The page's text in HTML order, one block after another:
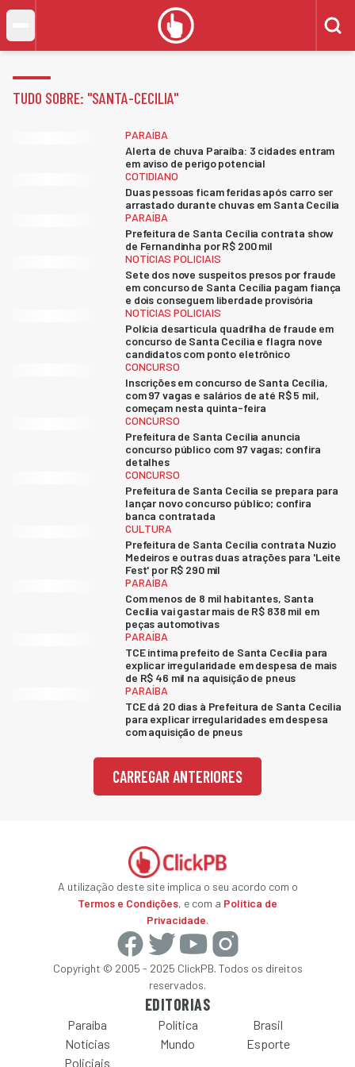
TUDO SOBRE: "SANTA-CECILIA"
PARAÍBA
Alerta de chuva Paraíba: 3 cidades entram
em aviso de perigo potencial
COTIDIANO
Duas pessoas ficam feridas após carro ser
arrastado durante chuvas em Santa Cecília
PARAÍBA
Prefeitura de Santa Cecília contrata show
de Fernandinha por R$ 200 mil
NOTÍCIAS POLICIAIS
Sete dos nove suspeitos presos por fraude
em concurso de Santa Cecília pagam fiança
e dois conseguem liberdade provisória
NOTÍCIAS POLICIAIS
Polícia desarticula quadrilha de fraude em
concurso de Santa Cecília e flagra nove
candidatos com ponto eletrônico
CONCURSO
Inscrições em concurso de Santa Cecília,
com 97 vagas e salários de até R$ 5 mil,
começam nesta quinta-feira
CONCURSO
Prefeitura de Santa Cecília anuncia
concurso público com 97 vagas; confira
detalhes
CONCURSO
Prefeitura de Santa Cecília se prepara para
lançar novo concurso público; confira
banca contratada
CULTURA
Prefeitura de Santa Cecília contrata Nuzio
Medeiros e outras duas atrações para 'Leite
Fest' por R$ 290 mil
PARAÍBA
Com menos de 8 mil habitantes, Santa
Cecília vai gastar mais de R$ 838 mil em
peças automotivas
PARAÍBA
TCE intima prefeito de Santa Cecília para
explicar irregularidade em despesa de mais
de R$ 46 mil na aquisição de pneus
PARAÍBA
TCE dá 20 dias à Prefeitura de Santa Cecília
para explicar irregularidades em despesa
com aquisição de pneus
CARREGAR ANTERIORES
A utilização deste site implica o seu acordo com o
Termos e Condições, e com a Política de
Privacidade.
Copyright © 2005 - 2025 ClickPB. Todos os direitos
reservados.
EDITORIAS
Paraíba Política
Brasil
Notícias
Policiais
Mundo Esporte